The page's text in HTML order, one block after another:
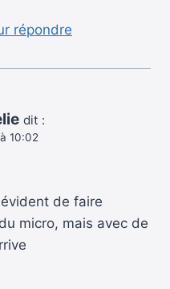
répondre
dit :
10:02
de faire
micro, mais avec de